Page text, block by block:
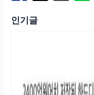
인기글